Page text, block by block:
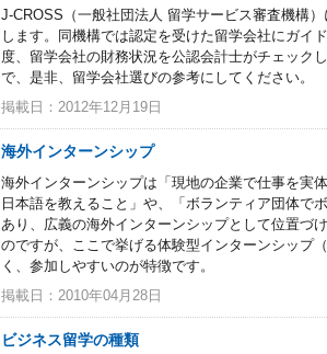
J-CROSS（一般社団法人 留学サービス審査機構
します。同機構では認定を受けた留学会社にガイ
度、留学会社の財務状況を公認会計士がチェック
で、是非、留学会社選びの参考にしてください。
掲載日：2012年12月19日
海外インターンシップ
海外インターンシップは「現地の企業で仕事を実
日本語を教えること」や、「ボランティア団体で
あり、広義の海外インターンシップとして位置づ
のですが、ここで挙げる体験型インターンシップ
く、参加しやすいのが特徴です。
掲載日：2010年04月28日
ビジネス留学の種類